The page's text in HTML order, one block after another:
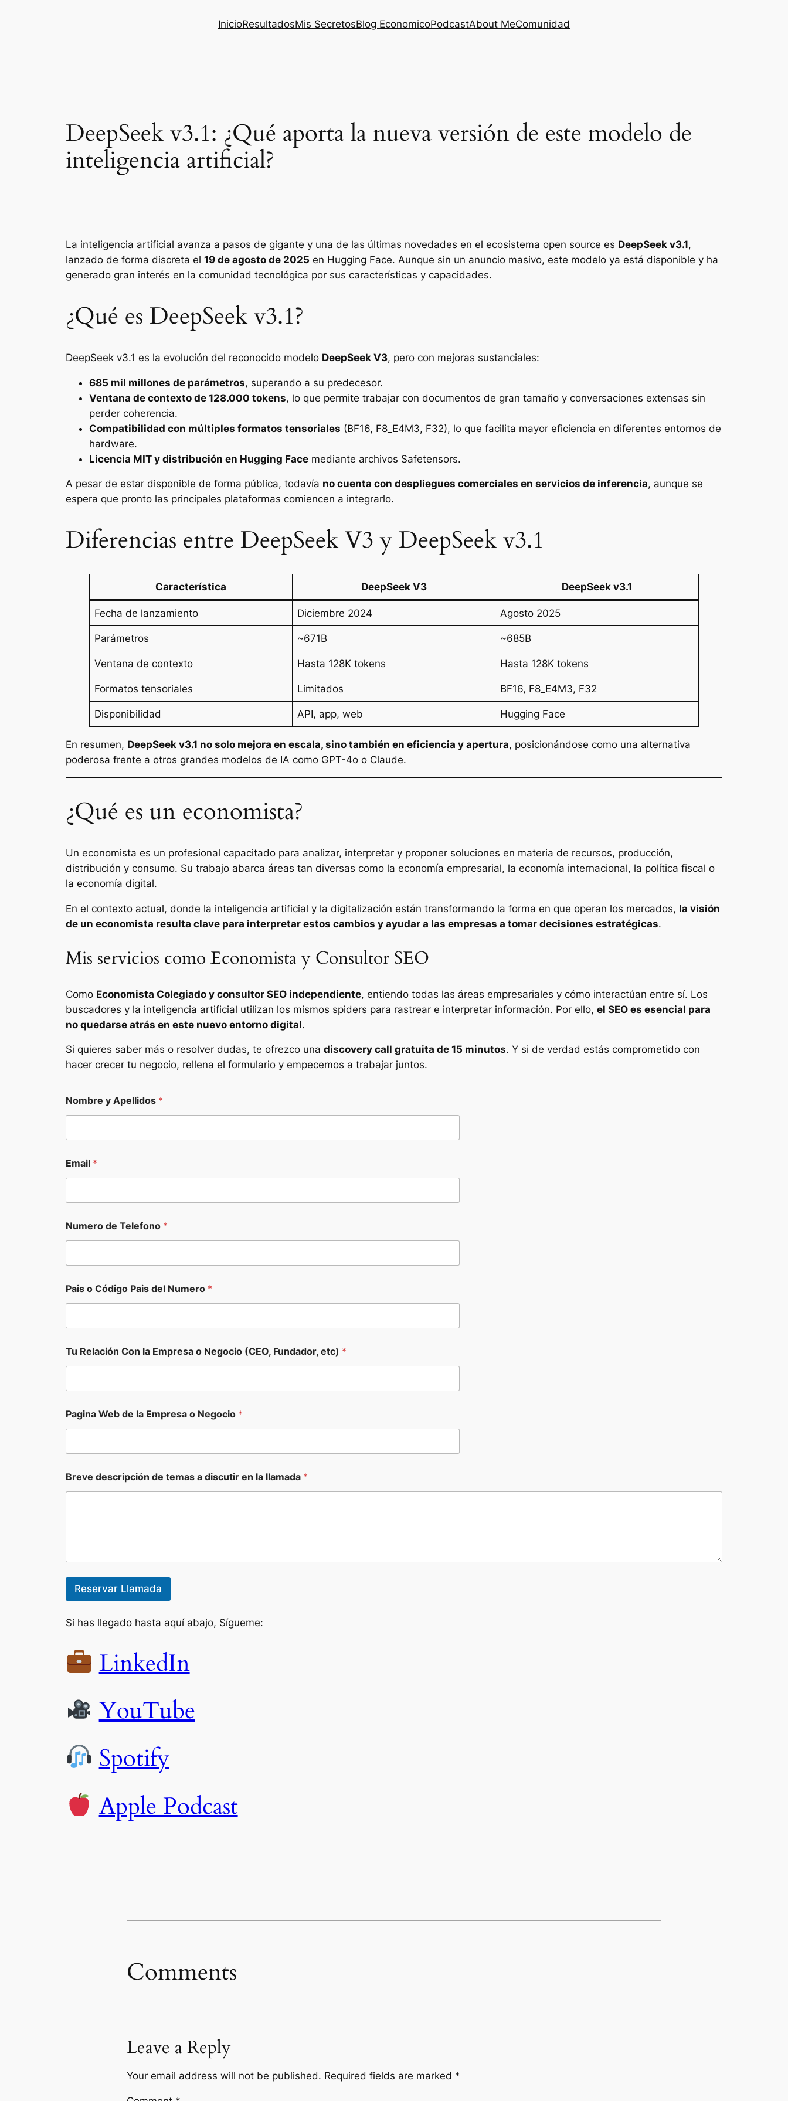
InicioResultadosMis SecretosBlog EconomicoPodcastAbout MeComunidad
DeepSeek v3.1: ¿Qué aporta la nueva versión de este modelo de
inteligencia artificial?
La inteligencia artificial avanza a pasos de gigante y una de las últimas novedades en el ecosistema open source es DeepSeek v3.1,
lanzado de forma discreta el 19 de agosto de 2025 en Hugging Face. Aunque sin un anuncio masivo, este modelo ya está disponible y ha
generado gran interés en la comunidad tecnológica por sus características y capacidades.
¿Qué es DeepSeek v3.1?
DeepSeek v3.1 es la evolución del reconocido modelo DeepSeek V3, pero con mejoras sustanciales:
685 mil millones de parámetros, superando a su predecesor.
Ventana de contexto de 128.000 tokens, lo que permite trabajar con documentos de gran tamaño y conversaciones extensas sin
perder coherencia.
Compatibilidad con múltiples formatos tensoriales (BF16, F8_E4M3, F32), lo que facilita mayor eficiencia en diferentes entornos de
hardware.
Licencia MIT y distribución en Hugging Face mediante archivos Safetensors.
A pesar de estar disponible de forma pública, todavía no cuenta con despliegues comerciales en servicios de inferencia, aunque se
espera que pronto las principales plataformas comiencen a integrarlo.
Diferencias entre DeepSeek V3 y DeepSeek v3.1
Característica DeepSeek V3 DeepSeek v3.1
Fecha de lanzamiento Diciembre 2024 Agosto 2025
Parámetros ~671B ~685B
Ventana de contexto Hasta 128K tokens Hasta 128K tokens
Formatos tensoriales Limitados BF16, F8_E4M3, F32
Disponibilidad API, app, web Hugging Face
En resumen, DeepSeek v3.1 no solo mejora en escala, sino también en eficiencia y apertura, posicionándose como una alternativa
poderosa frente a otros grandes modelos de IA como GPT-4o o Claude.
¿Qué es un economista?
Un economista es un profesional capacitado para analizar, interpretar y proponer soluciones en materia de recursos, producción,
distribución y consumo. Su trabajo abarca áreas tan diversas como la economía empresarial, la economía internacional, la política fiscal o
la economía digital.
En el contexto actual, donde la inteligencia artificial y la digitalización están transformando la forma en que operan los mercados, la visión
de un economista resulta clave para interpretar estos cambios y ayudar a las empresas a tomar decisiones estratégicas.
Mis servicios como Economista y Consultor SEO
Como Economista Colegiado y consultor SEO independiente, entiendo todas las áreas empresariales y cómo interactúan entre sí. Los
buscadores y la inteligencia artificial utilizan los mismos spiders para rastrear e interpretar información. Por ello, el SEO es esencial para
no quedarse atrás en este nuevo entorno digital.
Si quieres saber más o resolver dudas, te ofrezco una discovery call gratuita de 15 minutos. Y si de verdad estás comprometido con
hacer crecer tu negocio, rellena el formulario y empecemos a trabajar juntos.
Nombre y Apellidos *
Email *
Numero de Telefono *
e
l
m
r
e
s
N
g
Pais o Código Pais del Numero *
Tu Relación Con la Empresa o Negocio (CEO, Fundador, etc) *
Pagina Web de la Empresa o Negocio *
Breve descripción de temas a discutir en la llamada *
Reservar Llamada
Si has llegado hasta aquí abajo, Sígueme:
LinkedIn
YouTube
Spotify
Apple Podcast
Comments
Leave a Reply
Your email address will not be published. Required fields are marked *